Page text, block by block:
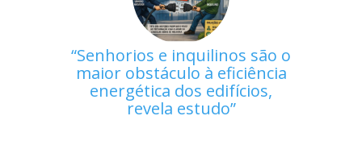
Senhorios e inquilinos são o
maior obstáculo à eficiência
energética dos edifícios,
revela estudo